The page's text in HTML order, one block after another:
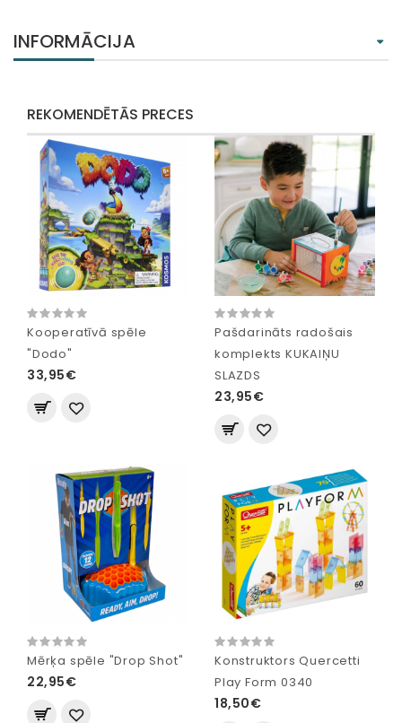
INFORMĀCIJA
REKOMENDĒTĀS PRECES
Kooperatīvā spēle
"Dodo"
33,95€
Pašdarināts radošais
komplekts KUKAIŅU
SLAZDS
23,95€
Mērķa spēle "Drop Shot"
22,95€
Konstruktors Quercetti
Play Form 0340
18,50€